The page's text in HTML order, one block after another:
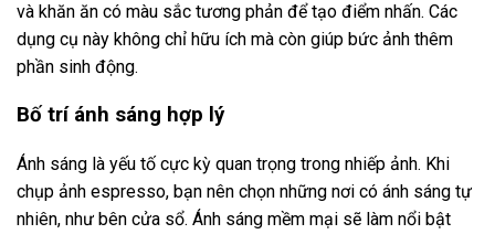
và khăn ăn có màu sắc tương phản để tạo điểm nhấn. Các
dụng cụ này không chỉ hữu ích mà còn giúp bức ảnh thêm
phần sinh động.
Bố trí ánh sáng hợp lý
Ánh sáng là yếu tố cực kỳ quan trọng trong nhiếp ảnh. Khi
chụp ảnh espresso, bạn nên chọn những nơi có ánh sáng tự
nhiên, như bên cửa sổ. Ánh sáng mềm mại sẽ làm nổi bật